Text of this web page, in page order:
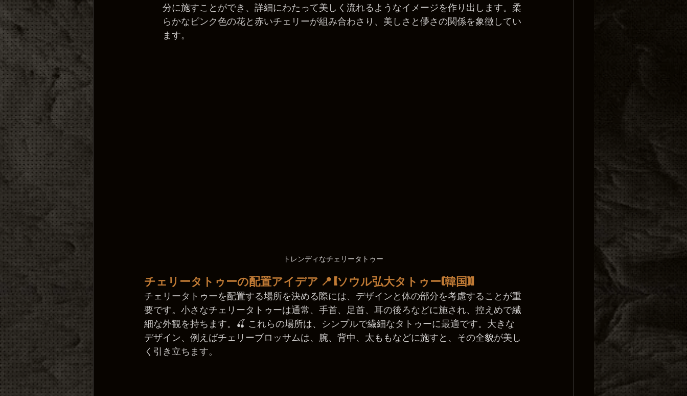
分に施すことができ、詳細にわたって美しく流れるようなイメージを作り出します。柔
らかなピンク色の花と赤いチェリーが組み合わさり、美しさと儚さの関係を象徴してい
ます。
トレンディなチェリータトゥー
チェリータトゥーの配置アイデア 📍 [ソウル弘大タトゥー(韓国)]
チェリータトゥーを配置する場所を決める際には、デザインと体の部分を考慮することが重
要です。小さなチェリータトゥーは通常、手首、足首、耳の後ろなどに施され、控えめで繊
細な外観を持ちます。🍒 これらの場所は、シンプルで繊細なタトゥーに最適です。大きな
デザイン、例えばチェリーブロッサムは、腕、背中、太ももなどに施すと、その全貌が美し
く引き立ちます。